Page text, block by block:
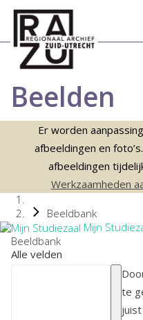
Beelden
Er worden
afbeeldingen en
afbeeldingen
Werkzaamheden
Beeldbank
Mijn
Beeldbank
Alle velden
te